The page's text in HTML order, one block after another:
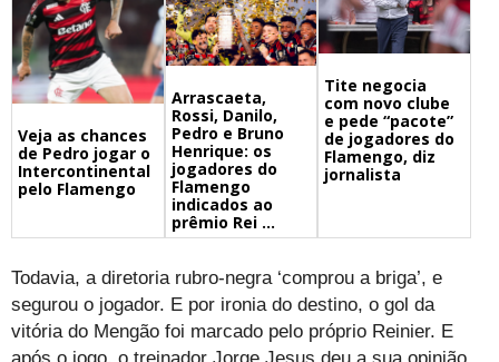
Veja as chances
de Pedro jogar o
Intercontinental
pelo Flamengo
Arrascaeta,
Rossi, Danilo,
Pedro e Bruno
Henrique: os
jogadores do
Flamengo
indicados ao
prêmio Rei ...
Tite negocia
com novo clube
e pede “pacote”
de jogadores do
Flamengo, diz
jornalista
Todavia, a diretoria rubro-negra ‘comprou a briga’, e
segurou o jogador. E por ironia do destino, o gol da
vitória do Mengão foi marcado pelo próprio Reinier. E